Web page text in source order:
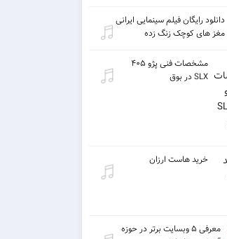
دانلود رایگان فیلم سینمایی ایرانی
مغز های کوچک زنگ زده
مشخصات فنی پژو ۴۰۵
SLX در بوق
خرید هاست ارزان
معرفی ۵ وبسایت برتر در حوزه